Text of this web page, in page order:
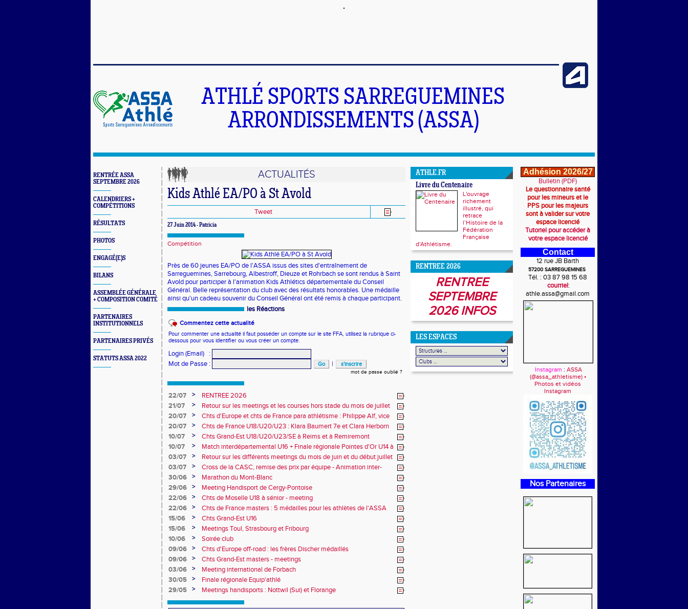
ATHLÉ SPORTS SARREGUEMINES
ARRONDISSEMENTS (ASSA)
RENTRÉE ASSA
SEPTEMBRE 2026
CALENDRIERS +
COMPÉTITIONS
RÉSULTATS
PHOTOS
ENGAGÉ(E)S
BILANS
ASSEMBLÉE GÉNÉRALE
+ COMPOSITION COMITÉ
PARTENAIRES
INSTITUTIONNELS
PARTENAIRES PRIVÉS
STATUTS ASSA 2022
ACTUALITÉS
Kids Athlé EA/PO à St Avold
Tweet
27 Juin 2014 - Patricia
Compétition
Près de 60 jeunes EA/PO de l'ASSA issus des sites d'entraînement de
Sarreguemines, Sarrebourg, Albestroff, Dieuze et Rohrbach se sont rendus à Saint
Avold pour participer à l'animation Kids Athlétics départementale du Conseil
Général. Belle représentation du club avec des résultats honorables. Une médaille
ainsi qu'un cadeau souvenir du Conseil Général ont été remis à chaque participant.
les Réactions
Commentez cette actualité
Pour commenter une actualité il faut posséder un compte sur le site FFA, utilisez la rubrique ci-
dessous pour vous identifier ou vous créer un compte.
Login (Email)
:
Mot de Passe : |
mot de passe oublié ?
22/07 >
RENTREE 2026
21/07
>
Retour sur les meetings et les courses hors stade du mois de juillet
20/07
>
Chts d'Europe et chts de France para athlétisme : Philippe Alf, vice
champion d'Europe et multiples médaillés aux France
20/07 >
Chts de France U18/U20/U23 : Klara Baumert 7e et Clara Herborn
10e
10/07 >
Chts Grand-Est U18/U20/U23/SE à Reims et à Remiremont
10/07
>
Match interdépartemental U16 + Finale régionale Pointes d'Or U14 à
Obernai
03/07 >
Retour sur les différents meetings du mois de juin et du début juillet
03/07
>
Cross de la CASC, remise des prix par équipe - Animation inter-
collèges
30/06 >
Marathon du Mont-Blanc
29/06
>
Meeting Handisport de Cergy-Pontoise
22/06
>
Chts de Moselle U18 à sénior - meeting
22/06
>
Chts de France masters : 5 médailles pour les athlètes de l'ASSA
15/06
>
Chts Grand-Est U16
15/06
>
Meetings Toul, Strasbourg et Fribourg
10/06
>
Soirée club
09/06
>
Chts d'Europe off-road : les frères Discher médaillés
09/06
>
Chts Grand-Est masters - meetings
03/06
>
Meeting international de Forbach
30/05
>
Finale régionale Equip'athlé
29/05
> Meetings handisports : Nottwil (Sui) et Florange
ATHLE.FR
Livre du Centenaire
L'ouvrage
richement
illustré, qui
retrace
l’Histoire de la
Fédération
Française
d'Athlétisme.
RENTREE 2026
RENTREE
SEPTEMBRE
2026 INFOS
LES ESPACES
Adhésion 2026/27
Bulletin (PDF)
Le questionnaire santé
pour les mineurs et le
PPS pour les majeurs
sont à valider sur votre
espace licencié
Tutoriel pour accéder à
votre espace licencié
Contact
12 rue JB Barth
57200 SARREGUEMINES
Tél. : 03 87 98 15 68
courriel:
athle.assa@gmail.com
Instagram : ASSA
(@assa_athletisme) •
Photos et vidéos
Instagram
Nos Partenaires